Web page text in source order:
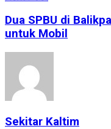
Dua SPBU di
untuk Mobil
Sekitar Kaltim